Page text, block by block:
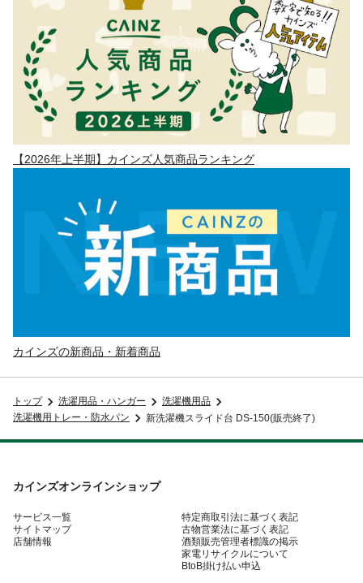
【2026年上半期】カインズ人気商品ランキング
カインズの新商品・新着商品
トップ 洗濯用品・ハンガー
洗濯機用品
洗濯機用トレー・防水パン
新洗濯機スライド台 DS-150(販売終了)
カインズオンラインショップ
サービス一覧
サイトマップ
店舗情報
特定商取引法に基づく表記
古物営業法に基づく表記
酒類販売管理者標識の掲示
家電リサイクルについて
BtoB掛け払い申込